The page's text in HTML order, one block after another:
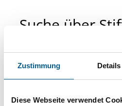
Zustimmung Details
Diese Webseite verwendet
Suche über
und
Sie suchen finanzielle
Projekt oder ein Vorhaben?